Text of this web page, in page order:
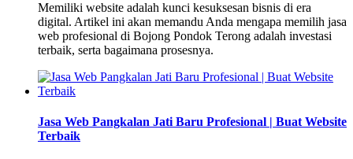
Memiliki website adalah kunci kesuksesan bisnis di era
digital. Artikel ini akan memandu Anda mengapa memilih jasa
web profesional di Bojong Pondok Terong adalah investasi
terbaik, serta bagaimana prosesnya.
Jasa Web Pangkalan Jati Baru Profesional | Buat Website
Terbaik